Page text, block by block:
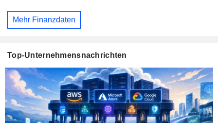
Mehr Finanzdaten
Top-Unternehmensnachrichten